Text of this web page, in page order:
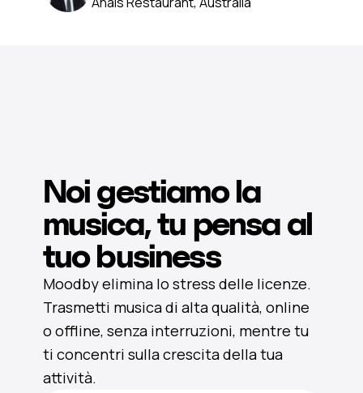
Noi gestiamo la
musica, tu pensa al
tuo business
Moodby elimina lo stress delle licenze.
Trasmetti musica di alta qualità, online
o offline, senza interruzioni, mentre tu
ti concentri sulla crescita della tua
attività.